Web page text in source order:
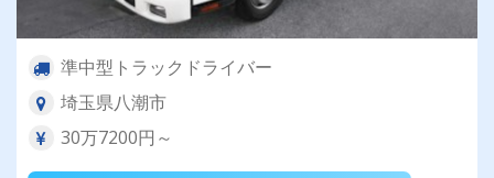
準中型トラックドライバー
埼玉県八潮市
30万7200円～